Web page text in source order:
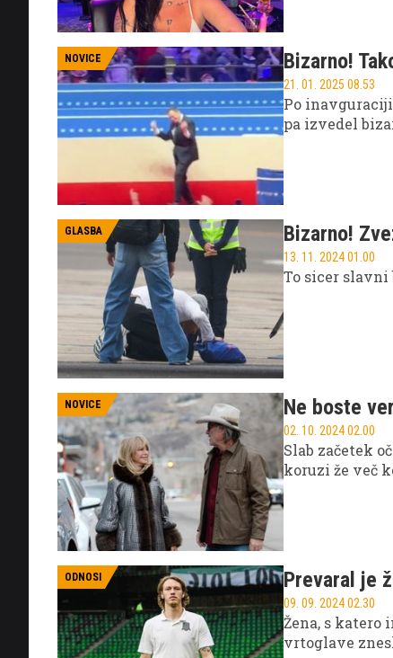
azijski državi.
NOVICE Bizarno!
21. 01. 2025 08.53
Po
pa izvedel
GLASBA Bizarno!
13. 11. 2024 01.00
To sicer
NOVICE Ne boste
02. 10. 2024 02.00
Slab začetek
koruzi že več
ODNOSI Prevaral je
09. 09. 2024 02.30
Žena, s katero
vrtoglave